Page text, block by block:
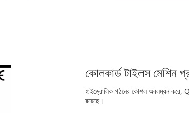
কোলকার্ড টাইলস মেশিন
হাইড্রোলিক গঠনের কৌশল অবলম্বন করে,
রয়েছে।